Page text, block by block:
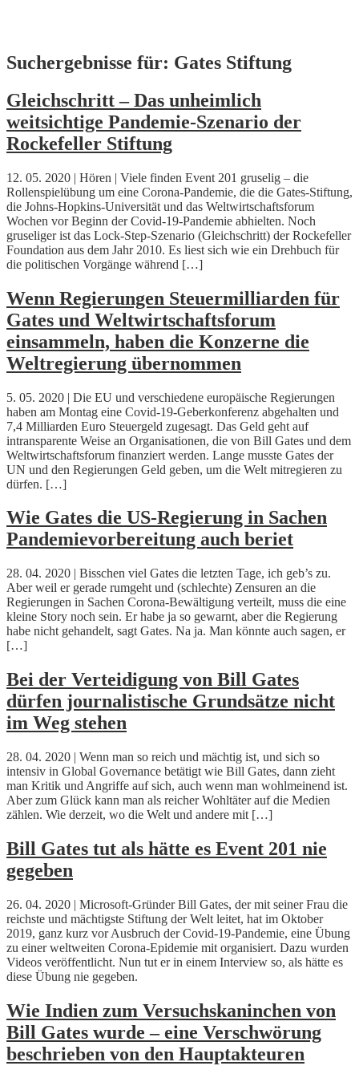
Skip
to
Suchergebnisse für: Gates Stiftung
Gleichschritt – Das unheimlich
weitsichtige Pandemie-Szenario der
Rockefeller Stiftung
12. 05. 2020 | Hören | Viele finden Event 201 gruselig – die
Rollenspielübung um eine Corona-Pandemie, die die Gates-Stiftung,
die Johns-Hopkins-Universität und das Weltwirtschaftsforum
Wochen vor Beginn der Covid-19-Pandemie abhielten. Noch
gruseliger ist das Lock-Step-Szenario (Gleichschritt) der Rockefeller
Foundation aus dem Jahr 2010. Es liest sich wie ein Drehbuch für
die politischen Vorgänge während […]
Wenn Regierungen Steuermilliarden für
Gates und Weltwirtschaftsforum
einsammeln, haben die Konzerne die
Weltregierung übernommen
5. 05. 2020 | Die EU und verschiedene europäische Regierungen
haben am Montag eine Covid-19-Geberkonferenz abgehalten und
7,4 Milliarden Euro Steuergeld zugesagt. Das Geld geht auf
intransparente Weise an Organisationen, die von Bill Gates und dem
Weltwirtschaftsforum finanziert werden. Lange musste Gates der
UN und den Regierungen Geld geben, um die Welt mitregieren zu
dürfen. […]
Wie Gates die US-Regierung in Sachen
Pandemievorbereitung auch beriet
28. 04. 2020 | Bisschen viel Gates die letzten Tage, ich geb’s zu.
Aber weil er gerade rumgeht und (schlechte) Zensuren an die
Regierungen in Sachen Corona-Bewältigung verteilt, muss die eine
kleine Story noch sein. Er habe ja so gewarnt, aber die Regierung
habe nicht gehandelt, sagt Gates. Na ja. Man könnte auch sagen, er
[…]
Bei der Verteidigung von Bill Gates
dürfen journalistische Grundsätze nicht
im Weg stehen
28. 04. 2020 | Wenn man so reich und mächtig ist, und sich so
intensiv in Global Governance betätigt wie Bill Gates, dann zieht
man Kritik und Angriffe auf sich, auch wenn man wohlmeinend ist.
Aber zum Glück kann man als reicher Wohltäter auf die Medien
zählen. Wie derzeit, wo die Welt und andere mit […]
Bill Gates tut als hätte es Event 201 nie
gegeben
26. 04. 2020 | Microsoft-Gründer Bill Gates, der mit seiner Frau die
reichste und mächtigste Stiftung der Welt leitet, hat im Oktober
2019, ganz kurz vor Ausbruch der Covid-19-Pandemie, eine Übung
zu einer weltweiten Corona-Epidemie mit organisiert. Dazu wurden
Videos veröffentlicht. Nun tut er in einem Interview so, als hätte es
diese Übung nie gegeben.
Wie Indien zum Versuchskaninchen von
Bill Gates wurde – eine Verschwörung
beschrieben von den Hauptakteuren